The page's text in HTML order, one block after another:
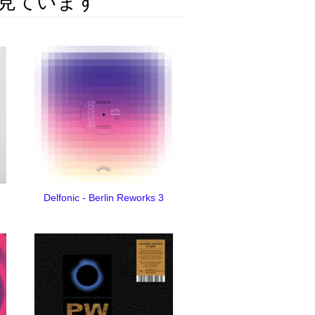
Delfonic - Berlin Reworks 3